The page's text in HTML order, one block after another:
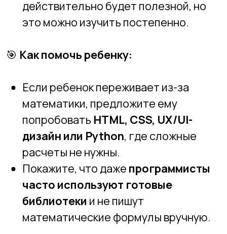
Что думают дети:«Я не хочу просто
✅Правда:Программирование — это
творчество, а не монотонный набор
Почему это миф:
В IT можносоздавать игры,
анимации, сайты, мобильные
приложения. Это не просто «писать
код», апридумывать и воплощать
идеи.
Многие программисты работают над
захватывающими проектами: от
создания VR-приложений до